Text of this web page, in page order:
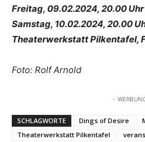
Freitag, 09.02.2024, 20.00 Uhr
Samstag, 10.02.2024, 20.00
Theaterwerkstatt Pilkentafel,
Foto: Rolf Arnold
-
SCHLAGWORTE Dings of Desire
Theaterwerkstatt Pilkentafel